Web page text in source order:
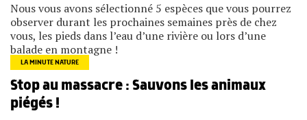
Nous vous avons sélectionné 5 espèces que vous pourrez
observer durant les prochaines semaines près de chez
vous, les pieds dans l’eau d’une rivière ou lors d’une
balade en montagne !
LA MINUTE NATURE
Stop au massacre : Sauvons les animaux
piégés !